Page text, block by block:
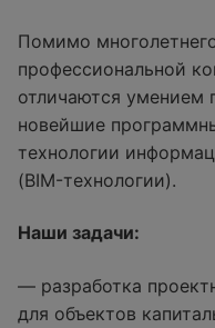
Помимо
профессиональной
отличаются умением
новейшие
технологии
(BIM-технологии).
Наши задачи:
— разработка
для объектов